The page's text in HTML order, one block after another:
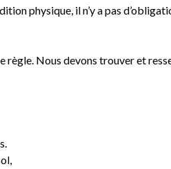
physique, il n’y a pas
règle. Nous devons trouver et